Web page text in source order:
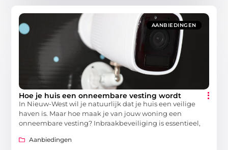
AANBIEDINGEN
Hoe je huis een onneembare vesting wordt
In Nieuw-West wil je natuurlijk dat je huis een veilige
haven is. Maar hoe maak je van jouw woning een
onneembare vesting? Inbraakbeveiliging is essentieel,
Aanbiedingen